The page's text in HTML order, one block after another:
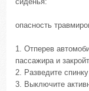
опасность
1. Отперев
пассажира и
2. Разведите
3. Выключите